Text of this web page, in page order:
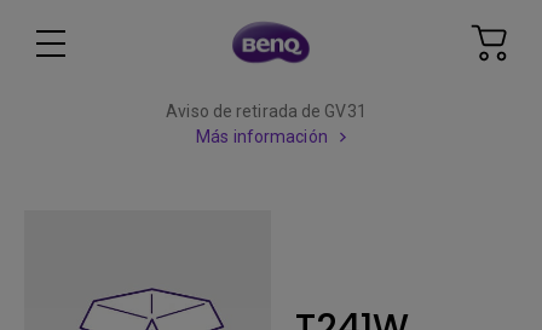
Aviso de retirada de GV31
Más información